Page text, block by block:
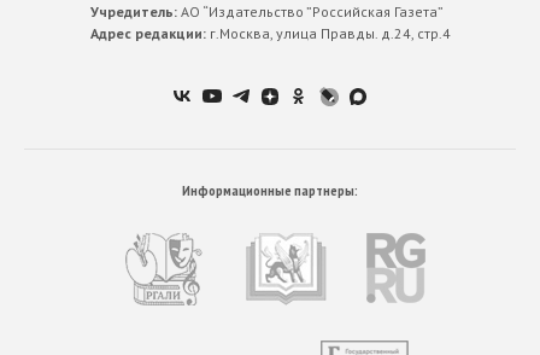
Учредитель:АО “Издательство ”Российская Газета”
Адрес редакции:г.Москва, улица Правды. д.24, стр.4
Информационные партнеры: